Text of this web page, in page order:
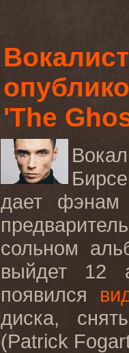
'The
дает фэнам
сольном
выйдет 12
появился
диска,
(Patrick